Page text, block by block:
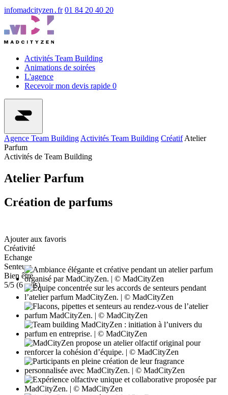
infomadcityzen․fr 01 84 20 40 20
Activités Team Building
Animations de soirées
L'agence
Recevoir mon devis rapide 0
Agence Team Building Activités Team Building Créatif Atelier
Parfum
Activités de Team Building
Atelier Parfum
Création de parfums
Ajouter aux favoris
Créativité
Echange
Senteurs
Bien être
5/5 (6avis)